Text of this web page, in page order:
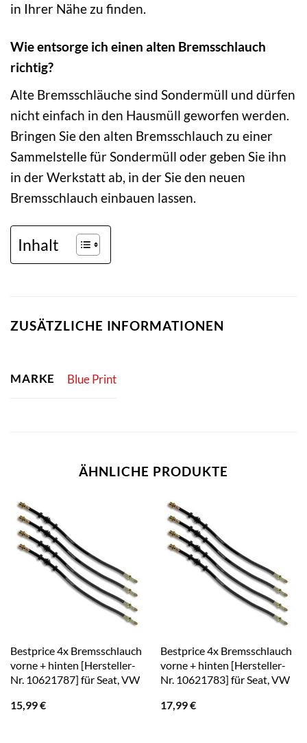
in Ihrer Nähe zu finden.
Wie entsorge ich einen alten Bremsschlauch
richtig?
Alte Bremsschläuche sind Sondermüll und dürfen
nicht einfach in den Hausmüll geworfen werden.
Bringen Sie den alten Bremsschlauch zu einer
Sammelstelle für Sondermüll oder geben Sie ihn
in der Werkstatt ab, in der Sie den neuen
Bremsschlauch einbauen lassen.
Inhalt
ZUSÄTZLICHE INFORMATIONEN
MARKE Blue Print
ÄHNLICHE PRODUKTE
Bestprice 4x Bremsschlauch
vorne + hinten [Hersteller-
Nr. 10621787] für Seat, VW
15,99€
Bestprice 4x Bremsschlauch
vorne + hinten [Hersteller-
Nr. 10621783] für Seat, VW
17,99€